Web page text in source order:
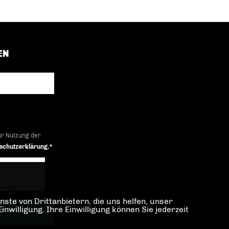
Nutzung der
von Drittanbietern, die uns helfen, unser
Ihre Einwilligung können Sie jederzeit